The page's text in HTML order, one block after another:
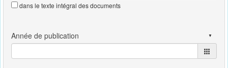
dans le texte intégral des documents